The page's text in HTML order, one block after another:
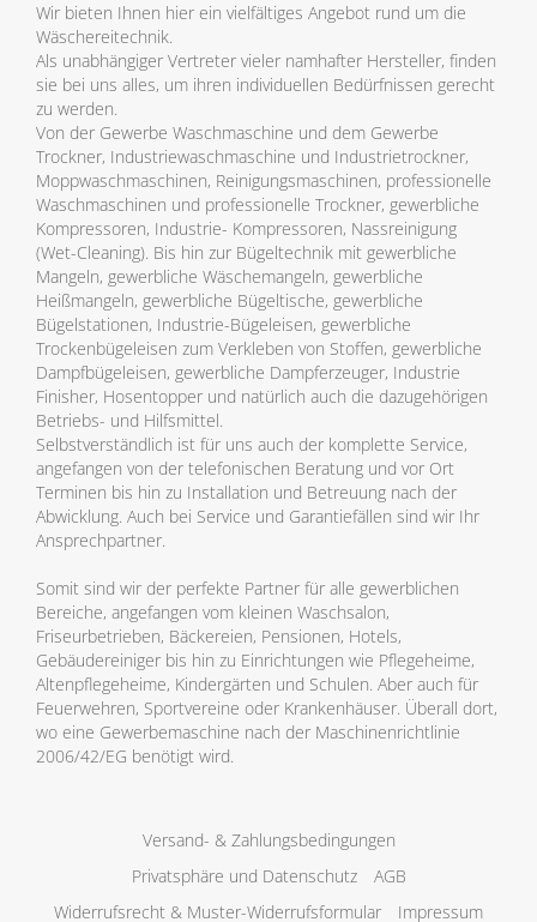
Wir bieten Ihnen hier ein vielfältiges Angebot rund um die
Wäschereitechnik.
Als unabhängiger Vertreter vieler namhafter Hersteller, finden
sie bei uns alles, um ihren individuellen Bedürfnissen gerecht
zu werden.
Von der Gewerbe Waschmaschine und dem Gewerbe
Trockner, Industriewaschmaschine und Industrietrockner,
Moppwaschmaschinen, Reinigungsmaschinen, professionelle
Waschmaschinen und professionelle Trockner, gewerbliche
Kompressoren, Industrie- Kompressoren, Nassreinigung
(Wet-Cleaning). Bis hin zur Bügeltechnik mit gewerbliche
Mangeln, gewerbliche Wäschemangeln, gewerbliche
Heißmangeln, gewerbliche Bügeltische, gewerbliche
Bügelstationen, Industrie-Bügeleisen, gewerbliche
Trockenbügeleisen zum Verkleben von Stoffen, gewerbliche
Dampfbügeleisen, gewerbliche Dampferzeuger, Industrie
Finisher, Hosentopper und natürlich auch die dazugehörigen
Betriebs- und Hilfsmittel.
Selbstverständlich ist für uns auch der komplette Service,
angefangen von der telefonischen Beratung und vor Ort
Terminen bis hin zu Installation und Betreuung nach der
Abwicklung. Auch bei Service und Garantiefällen sind wir Ihr
Ansprechpartner.
Somit sind wir der perfekte Partner für alle gewerblichen
Bereiche, angefangen vom kleinen Waschsalon,
Friseurbetrieben, Bäckereien, Pensionen, Hotels,
Gebäudereiniger bis hin zu Einrichtungen wie Pflegeheime,
Altenpflegeheime, Kindergärten und Schulen. Aber auch für
Feuerwehren, Sportvereine oder Krankenhäuser. Überall dort,
wo eine Gewerbemaschine nach der Maschinenrichtlinie
2006/42/EG benötigt wird.
Versand- & Zahlungsbedingungen
Privatsphäre und Datenschutz
AGB
Widerrufsrecht & Muster-Widerrufsformular
Impressum